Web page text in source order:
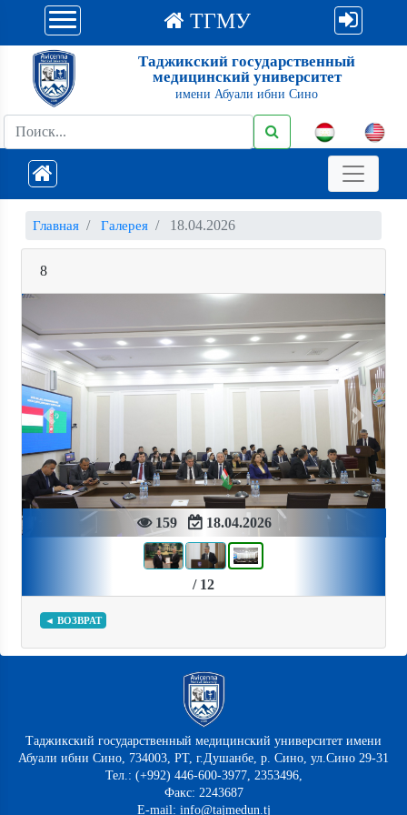
ТГМУ
Таджикский государственный
медицинский университет
имени Абуали ибни Сино
Главная Галерея 18.04.2026
8
159 18.04.2026
Previous Next
/ 12
◄ ВОЗВРАТ
Таджикский государственный медицинский университет имени
Абуали ибни Сино, 734003, РТ, г.Душанбе, р. Сино, ул.Сино 29-31
Тел.: (+992) 446-600-3977, 2353496,
Факс: 2243687
E-mail: info@tajmedun.tj